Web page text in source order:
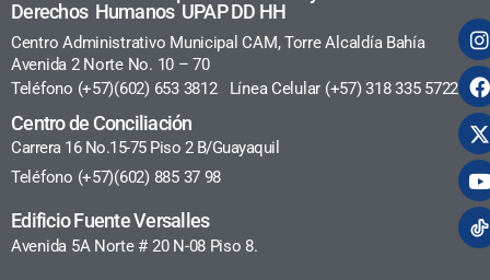
Derechos Humanos UPAP DD HH
Centro Administrativo Municipal CAM, Torre Alcaldía Bahía
Avenida 2 Norte No. 10 – 70
Teléfono (+57)(602) 653 3812 Línea Celular (+57) 318 335 5722
Centro de Conciliación
Carrera 16 No.15-75 Piso 2 B/Guayaquil
Teléfono (+57)(602) 885 37 98
Edificio Fuente Versalles
Avenida 5A Norte # 20 N-08 Piso 8.